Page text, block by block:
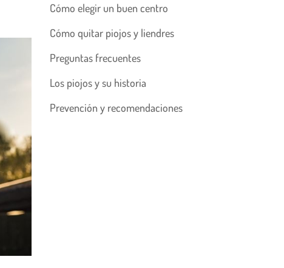
Cómo elegir un buen centro
Cómo quitar piojos y liendres
Preguntas frecuentes
Los piojos y su historia
Prevención y recomendaciones